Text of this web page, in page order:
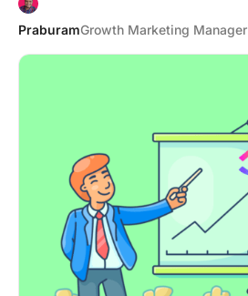
PraburamGrowth Marketing Manager